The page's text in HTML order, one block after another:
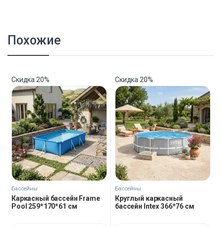
Похожие
Скидка 20%
Бассейны
Каркасный бассейн Frame
Pool 259*170*61 см
Скидка 20%
Бассейны
Круглый каркасный
бассейн Intex 366*76 см